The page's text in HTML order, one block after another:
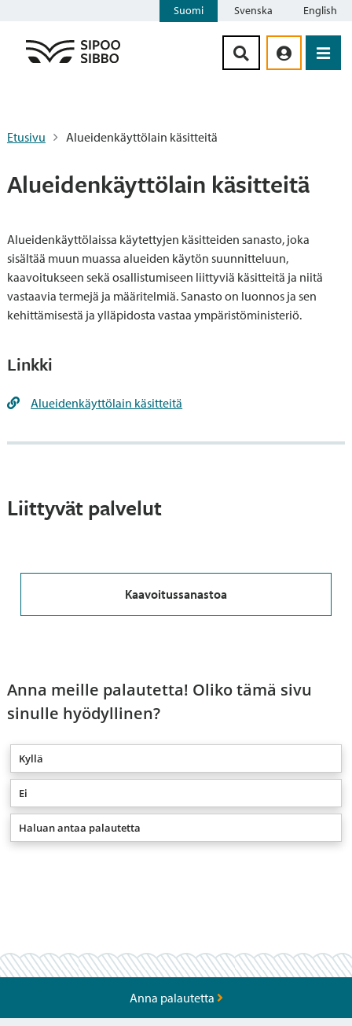
Suomi Svenska English
Etusivu Alueidenkäyttölain käsitteitä
Alueidenkäyttölain käsitteitä
Alueidenkäyttölaissa käytettyjen käsitteiden sanasto, joka
sisältää muun muassa alueiden käytön suunnitteluun,
kaavoitukseen sekä osallistumiseen liittyviä käsitteitä ja niitä
vastaavia termejä ja määritelmiä. Sanasto on luonnos ja sen
kehittämisestä ja ylläpidosta vastaa ympäristöministeriö.
Linkki
Alueidenkäyttölain käsitteitä
Liittyvät palvelut
Kaavoitussanastoa
Anna meille palautetta! Oliko tämä sivu
sinulle hyödyllinen?
Kyllä
Ei
Haluan antaa palautetta
Anna palautetta